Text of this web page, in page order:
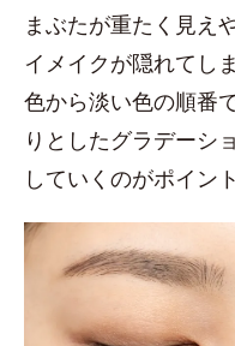
まぶたが重たく見え
イメイクが隠れてし
色から淡い色の順番
りとしたグラデーシ
していくのがポイン